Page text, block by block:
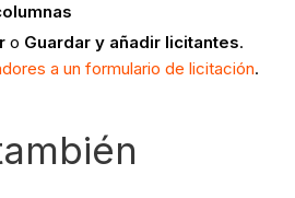
o Guardar y añadir licitantes.
a un formulario de licitación.